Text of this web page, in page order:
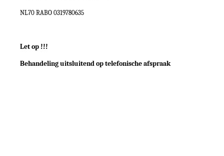
NL70 RABO 0319780635
Let op !!!
Behandeling uitsluitend op telefonische afspraak